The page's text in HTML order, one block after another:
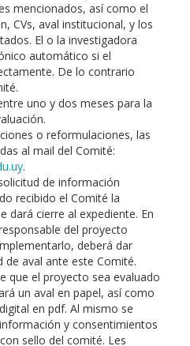
mencionados, así como el
CVs, aval institucional, y los
El o la investigadora
automático si el
De lo contrario
uno y dos meses para la
o reformulaciones, las
al mail del Comité:
.
de información
recibido el Comité la
dará cierre al expediente. En
del proyecto
deberá dar
de aval ante este Comité.
que el proyecto sea evaluado
un aval en papel, así como
en pdf. Al mismo se
y consentimientos
sello del comité. Les